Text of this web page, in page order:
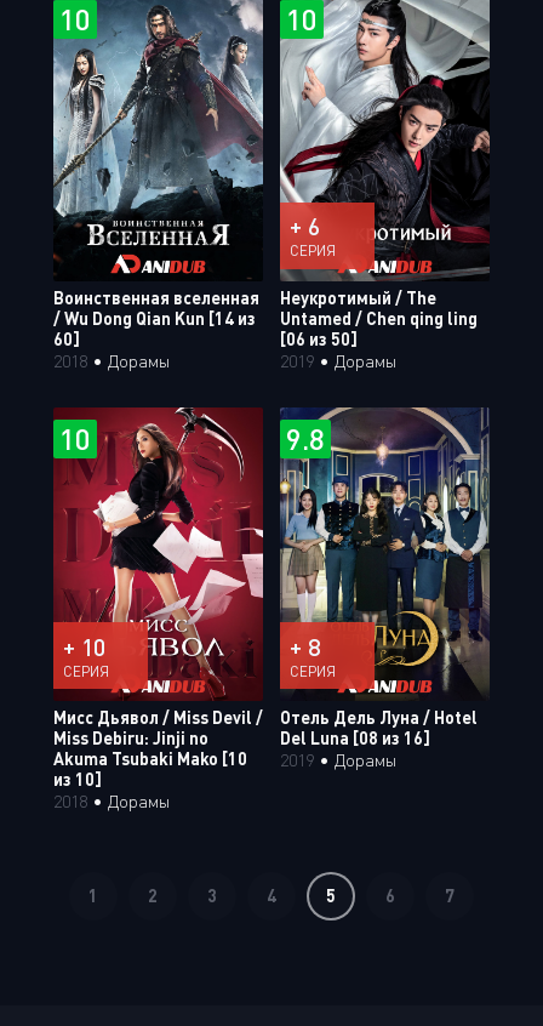
10
Воинственная вселенная
/ Wu Dong Qian Kun [14 из
60]
2018 • Дорамы
10
+ 6
СЕРИЯ
Неукротимый / The
Untamed / Chen qing ling
[06 из 50]
2019 • Дорамы
10
+ 10
СЕРИЯ
Мисс Дьявол / Miss Devil /
Miss Debiru: Jinji no
Akuma Tsubaki Mako [10
из 10]
2018 • Дорамы
9.8
+ 8
СЕРИЯ
Отель Дель Луна / Hotel
Del Luna [08 из 16]
2019 • Дорамы
1 2 3 4 5 6 7